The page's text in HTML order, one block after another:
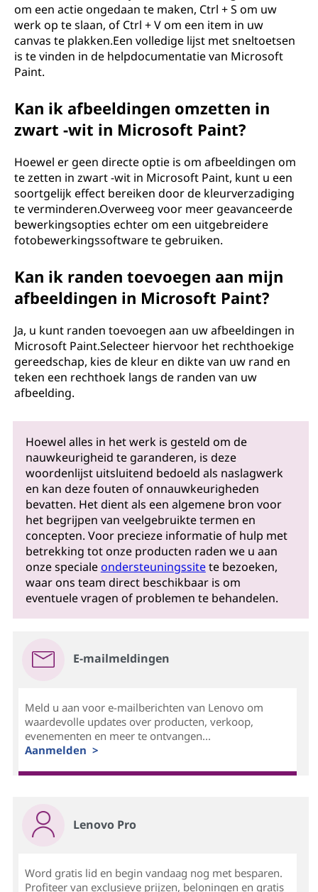
om een ​​actie ongedaan te maken, Ctrl + S om uw
werk op te slaan, of Ctrl + V om een ​​item in uw
canvas te plakken.Een volledige lijst met sneltoetsen
is te vinden in de helpdocumentatie van Microsoft
Paint.
Kan ik afbeeldingen omzetten in
zwart -wit in Microsoft Paint?
Hoewel er geen directe optie is om afbeeldingen om
te zetten in zwart -wit in Microsoft Paint, kunt u een
soortgelijk effect bereiken door de kleurverzadiging
te verminderen.Overweeg voor meer geavanceerde
bewerkingsopties echter om een ​​uitgebreidere
fotobewerkingssoftware te gebruiken.
Kan ik randen toevoegen aan mijn
afbeeldingen in Microsoft Paint?
Ja, u kunt randen toevoegen aan uw afbeeldingen in
Microsoft Paint.Selecteer hiervoor het rechthoekige
gereedschap, kies de kleur en dikte van uw rand en
teken een rechthoek langs de randen van uw
afbeelding.
Hoewel alles in het werk is gesteld om de
nauwkeurigheid te garanderen, is deze
woordenlijst uitsluitend bedoeld als naslagwerk
en kan deze fouten of onnauwkeurigheden
bevatten. Het dient als een algemene bron voor
het begrijpen van veelgebruikte termen en
concepten. Voor precieze informatie of hulp met
betrekking tot onze producten raden we u aan
onze specialeondersteuningssitete bezoeken,
waar ons team direct beschikbaar is om
eventuele vragen of problemen te behandelen.
E-mailmeldingen
Meld u aan voor e-mailberichten van Lenovo om
waardevolle updates over producten, verkoop,
evenementen en meer te ontvangen...
Aanmelden >
Lenovo Pro
Word gratis lid en begin vandaag nog met besparen.
Profiteer van exclusieve prijzen, beloningen en gratis